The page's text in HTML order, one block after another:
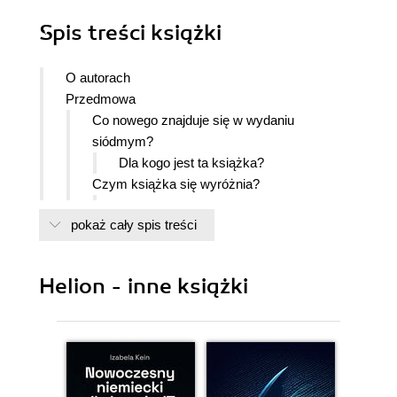
Spis treści książki
O autorach
Przedmowa
Co nowego znajduje się w wydaniu
siódmym?
Dla kogo jest ta książka?
Czym książka się wyróżnia?
dołu
Elementy pedagogiczne
Czytelników
Podziękowania
pokaż cały spis treści
Helion - inne książki